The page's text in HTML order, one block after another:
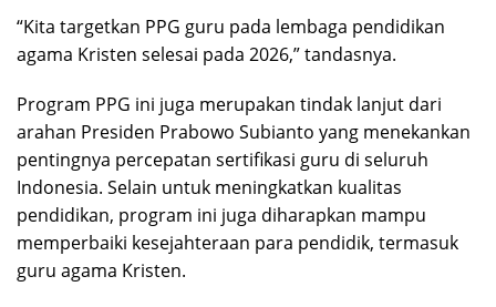
“Kita targetkan PPG guru pada lembaga pendidikan
agama Kristen selesai pada 2026,” tandasnya.
Program PPG ini juga merupakan tindak lanjut dari
arahan Presiden Prabowo Subianto yang menekankan
pentingnya percepatan sertifikasi guru di seluruh
Indonesia. Selain untuk meningkatkan kualitas
pendidikan, program ini juga diharapkan mampu
memperbaiki kesejahteraan para pendidik, termasuk
guru agama Kristen.